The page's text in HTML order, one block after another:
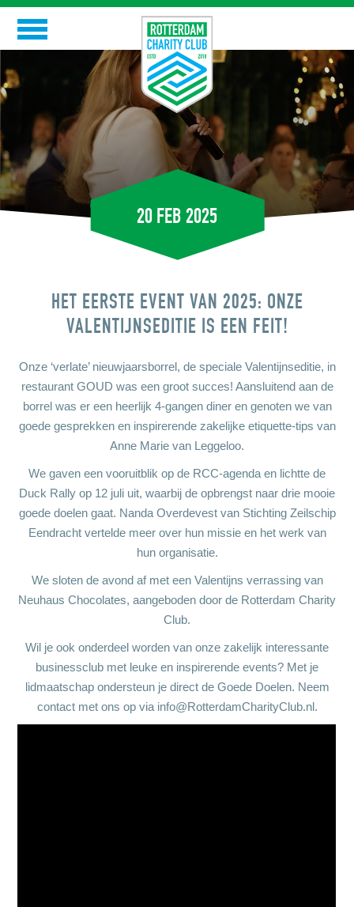
Skip
to
content
RCC
GOEDE DOELEN
RCC-ERS
EVENTS
NIEUWS
CONTACT
20 FEB 2025
HET EERSTE EVENT VAN 2025: ONZE
VALENTIJNSEDITIE IS EEN FEIT!
Onze ‘verlate’ nieuwjaarsborrel, de speciale Valentijnseditie, in
restaurant GOUD was een groot succes! Aansluitend aan de
borrel was er een heerlijk 4-gangen diner en genoten we van
goede gesprekken en inspirerende zakelijke etiquette-tips van
Anne Marie van Leggeloo.
We gaven een vooruitblik op de RCC-agenda en lichtte de
Duck Rally op 12 juli uit, waarbij de opbrengst naar drie mooie
goede doelen gaat. Nanda Overdevest van Stichting Zeilschip
Eendracht vertelde meer over hun missie en het werk van
hun organisatie.
We sloten de avond af met een Valentijns verrassing van
Neuhaus Chocolates, aangeboden door de Rotterdam Charity
Club.
Wil je ook onderdeel worden van onze zakelijk interessante
businessclub met leuke en inspirerende events? Met je
lidmaatschap ondersteun je direct de Goede Doelen. Neem
contact met ons op via info@RotterdamCharityClub.nl.